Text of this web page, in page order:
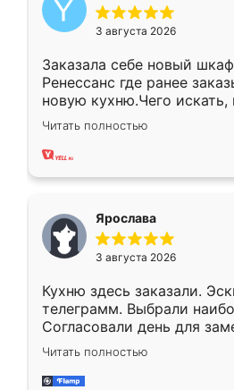
3 августа 2026
Заказала себе новый
Ренессанс где ранее
новую кухню.Чего искать,
вполне довольна. Служит
два года, нареканий нет.
Читать полностью
Ярослава
3 августа 2026
Кухню здесь заказали.
телеграмм. Выбрали
Согласовали день для
недели кухня была уже
довольны работой.
мебель за качественную
Читать полностью